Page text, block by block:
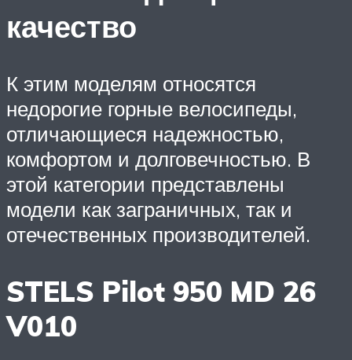
качество
К этим моделям относятся
недорогие горные велосипеды,
отличающиеся надежностью,
комфортом и долговечностью. В
этой категории представлены
модели как заграничных, так и
отечественных производителей.
STELS Pilot 950 MD 26
V010